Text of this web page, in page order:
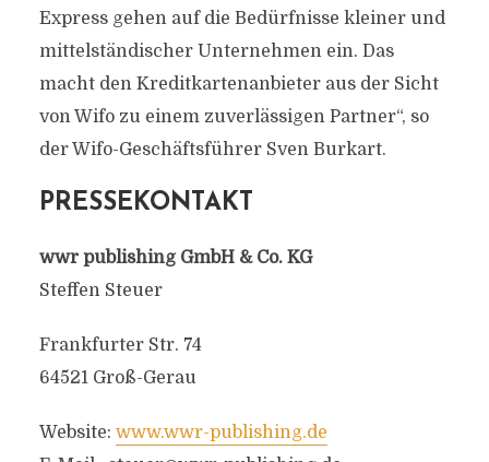
Express gehen auf die Bedürfnisse kleiner und
mittelständischer Unternehmen ein. Das
macht den Kreditkartenanbieter aus der Sicht
von Wifo zu einem zuverlässigen Partner“, so
der Wifo-Geschäftsführer Sven Burkart.
PRESSEKONTAKT
wwr publishing GmbH & Co. KG
Steffen Steuer
Frankfurter Str. 74
64521 Groß-Gerau
Website: www.wwr-publishing.de